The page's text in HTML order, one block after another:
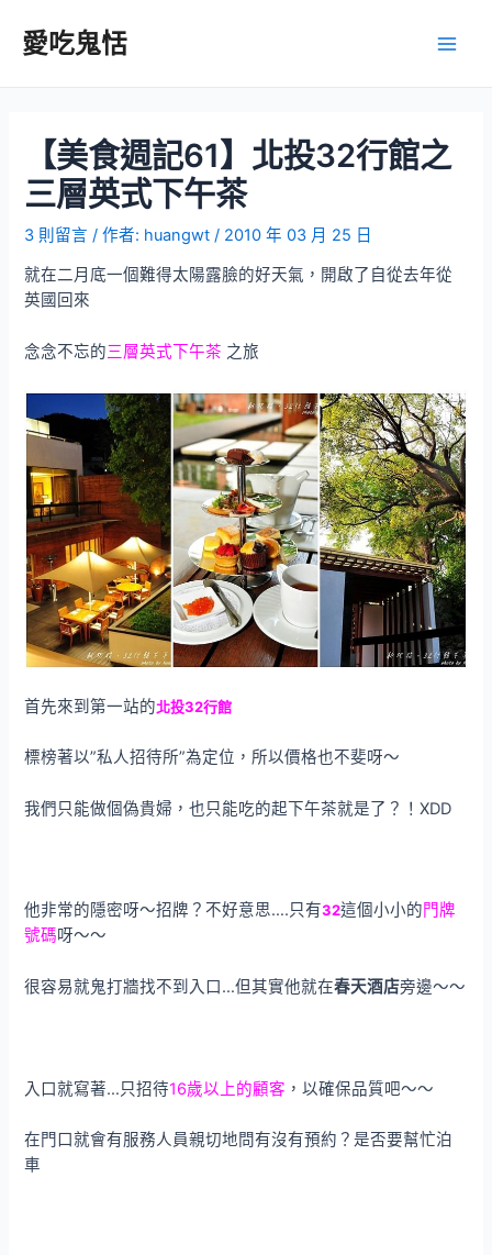
愛吃鬼恬
【美食週記61】北投32行館之
三層英式下午茶
3 則留言 / 作者: huangwt/ 2010 年 03 月 25 日
就在二月底一個難得太陽露臉的好天氣，開啟了自從去年從
英國回來
念念不忘的三層英式下午茶 之旅
首先來到第一站的北投32行館
標榜著以”私人招待所”為定位，所以價格也不斐呀～
我們只能做個偽貴婦，也只能吃的起下午茶就是了？！XDD
他非常的隱密呀～招牌？不好意思….只有32這個小小的門牌
號碼呀～～
很容易就鬼打牆找不到入口…但其實他就在春天酒店旁邊～～
入口就寫著…只招待16歲以上的顧客 ，以確保品質吧～～
在門口就會有服務人員親切地問有沒有預約？是否要幫忙泊
車